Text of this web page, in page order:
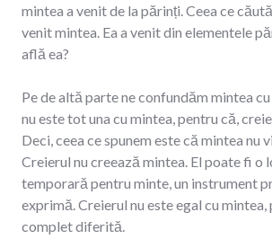
mintea a venit de la părinți. Ceea ce
venit mintea. Ea a venit din elementele
află ea?
Pe de altă parte ne confundăm mintea
nu este tot una cu mintea, pentru că,
Deci, ceea ce spunem este că mintea nu
Creierul nu creează mintea. El poate fi o
temporară pentru minte, un instrument
exprimă. Creierul nu este egal cu mintea,
complet diferită.